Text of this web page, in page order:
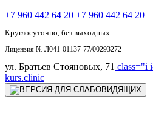
+7 960 442 64 20 +7 960 442 64 20
Круглосуточно, без выходных
Лицензия № Л041-01137-77/00293272
ул. Братьев Стояновых, 71 class="i
kurs.clinic